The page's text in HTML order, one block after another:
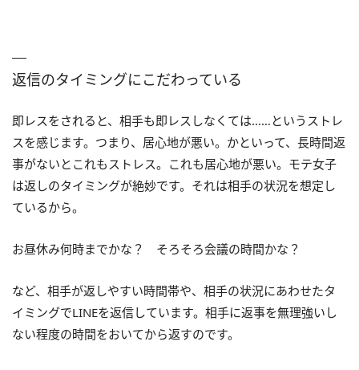
返信のタイミングにこだわっている
即レスをされると、相手も即レスしなくては……というストレ
スを感じます。つまり、居心地が悪い。かといって、長時間返
事がないとこれもストレス。これも居心地が悪い。モテ女子
は返しのタイミングが絶妙です。それは相手の状況を想定し
ているから。
お昼休み何時までかな？ そろそろ会議の時間かな？
など、相手が返しやすい時間帯や、相手の状況にあわせたタ
イミングでLINEを返信しています。相手に返事を無理強いし
ない程度の時間をおいてから返すのです。